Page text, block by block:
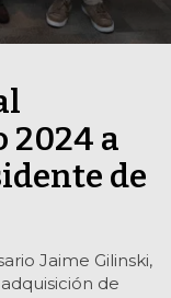
2024 a
de
Jaime Gilinski,
de